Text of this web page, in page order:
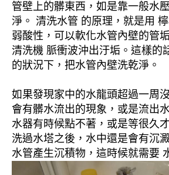
管壁上的髒東西，如是靠一般水
淨。 清洗水管 的原理，就是用
弱酸性，可以軟化水管內壁的管
清洗機 脈衝波沖出汙垢。這樣的
的狀況下，把水管內壁洗乾淨。
如果發現家中的水龍頭超過一周
會有髒水流出的現象，或是流出
水器有時候點不著，或是等很久
洗過水塔之後，水中還是會有沉
水管產生沉積物，這時候就需要